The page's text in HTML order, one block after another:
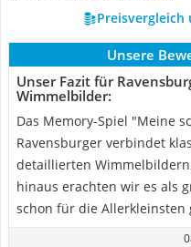
Preisvergleich
Unsere
Unser Fazit für
Wimmelbilder:
Das Memory-Spiel "Meine
Ravensburger verbindet
detaillierten
hinaus erachten wir es als
schon für die Allerkleinsten